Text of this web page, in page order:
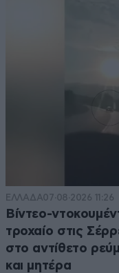
ΕΛΛΑΔΑ07·08·2026 11:26
Βίντεο-
τροχαίο στις
στο αντίθετο
και μητέρα